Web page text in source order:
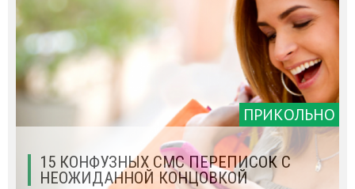
ПРИКОЛЬНО
15 КОНФУЗНЫХ СМС ПЕРЕПИСОК С
НЕОЖИДАННОЙ КОНЦОВКОЙ